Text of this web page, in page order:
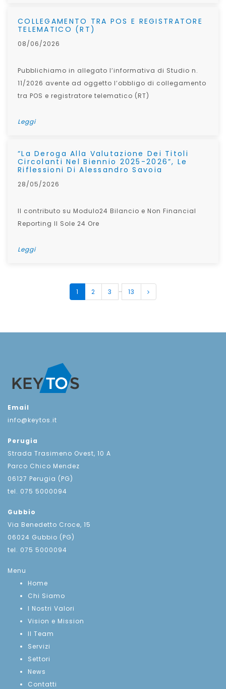
COLLEGAMENTO TRA POS E REGISTRATORE
TELEMATICO (RT)
08/06/2026
Pubblichiamo in allegato l’informativa di Studio n.
11/2026 avente ad oggetto l’obbligo di collegamento
tra POS e registratore telematico (RT)
Leggi
“La Deroga Alla Valutazione Dei Titoli
Circolanti Nel Biennio 2025-2026”, Le
Riflessioni Di Alessandro Savoia
28/05/2026
Il contributo su Modulo24 Bilancio e Non Financial
Reporting Il Sole 24 Ore
Leggi
1 2 3 … 13
Email
info@keytos.it
Perugia
Strada Trasimeno Ovest, 10 A
Parco Chico Mendez
06127 Perugia (PG)
tel. 075 5000094
Gubbio
Via Benedetto Croce, 15
06024 Gubbio (PG)
tel. 075 5000094
Menu
Home
Chi Siamo
I Nostri Valori
Vision e Mission
Il Team
Servizi
Settori
News
Contatti